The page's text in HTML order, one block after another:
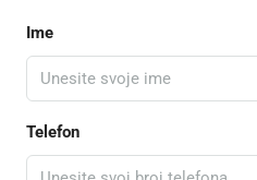
Ime
Telefon